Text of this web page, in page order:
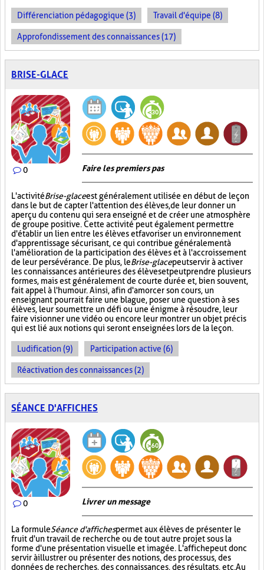
Différenciation pédagogique (3) Travail d'équipe (8)
Approfondissement des connaissances (17)
BRISE-GLACE
0 Faire les premiers pas
L'activitéBrise-glaceest généralement utilisée en début de leçon
dans le but de capter l'attention des élèves, de leur donner un
aperçu du contenu qui sera enseigné et de créer une atmosphère
de groupe positive. Cette activité peut également permettre
d'établir un lien entre les élèves et favoriser un environnement
d'apprentissage sécurisant, ce qui contribue généralement à
l'amélioration de la participation des élèves et à l'accroissement
de leur persévérance. De plus, leBrise-glacepeut servir à activer
les connaissances antérieures des élèves et peut prendre plusieurs
formes, mais est généralement de courte durée et, bien souvent,
fait appel à l'humour. Ainsi, afin d'amorcer son cours, un
enseignant pourrait faire une blague, poser une question à ses
élèves, leur soumettre un défi ou une énigme à résoudre, leur
faire visionner une vidéo ou encore leur montrer un objet précis
qui est lié aux notions qui seront enseignées lors de la leçon.
Ludification (9) Participation active (6)
Réactivation des connaissances (2)
SÉANCE D'AFFICHES
0 Livrer un message
La formuleSéance d'affichespermet aux élèves de présenter le
fruit d'un travail de recherche ou de tout autre projet sous la
forme d'une présentation visuelle et imagée. L'affichepeut donc
servir à illustrer ou présenter des notions, des processus, des
données de recherches, des connaissances, des résultats, etc. Au